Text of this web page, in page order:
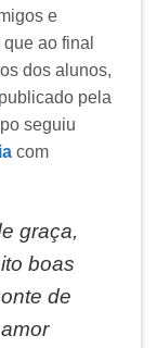
e
ao final
dos alunos,
pela
seguiu
com
graça,
boas
de